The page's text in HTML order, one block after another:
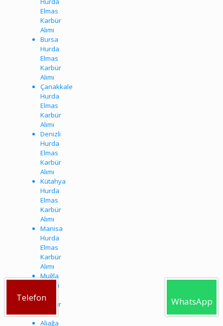
Elmas
Karbür
Alımı
Bursa
Hurda
Elmas
Karbür
Alımı
Çanakkale
Hurda
Elmas
Karbür
Alımı
Denizli
Hurda
Elmas
Karbür
Alımı
Kütahya
Hurda
Elmas
Karbür
Alımı
Manisa
Hurda
Elmas
Karbür
Alımı
Muğla
Hurda
Elmas
Karbür
Alımı
Aliağa
Telefon WhatsApp